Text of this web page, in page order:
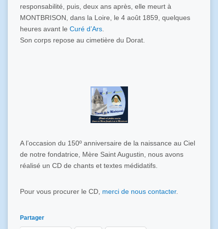
responsabilité, puis, deux ans après, elle meurt à
MONTBRISON, dans la Loire, le 4 août 1859, quelques
heures avant le Curé d’Ars.
Son corps repose au cimetière du Dorat.
A l’occasion du 150º anniversaire de la naissance au Ciel
de notre fondatrice, Mère Saint Augustin, nous avons
réalisé un CD de chants et textes médidatifs.
Pour vous procurer le CD, merci de nous contacter.
Partager